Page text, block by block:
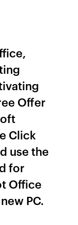
Offer
Click
use the
for
Office
PC.